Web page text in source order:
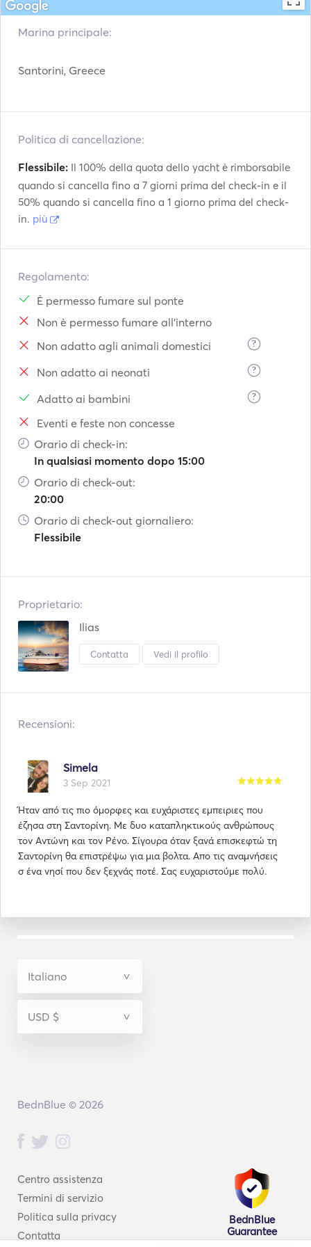
Marina principale:
Santorini, Greece
Politica di cancellazione:
Flessibile: Il 100% della quota dello yacht è rimborsabile
quando si cancella fino a 7 giorni prima del check-in e il
50% quando si cancella fino a 1 giorno prima del check-
in. più
Regolamento:
È permesso fumare sul ponte
Non è permesso fumare all'interno
Non adatto agli animali domestici
?
Non adatto ai neonati ?
Adatto ai bambini ?
Eventi e feste non concesse
Orario di check-in:
In qualsiasi momento dopo 15:00
Orario di check-out:
20:00
Orario di check-out giornaliero:
Flessibile
Proprietario:
Ilias
Contatta Vedi il profilo
Recensioni:
Simela
3 Sep 2021
Ήταν από τις πιο όμορφες και ευχάριστες εμπειριες που
έζησα στη Σαντορίνη. Με δυο καταπληκτικούς ανθρώπους
τον Αντώνη και τον Ρένο. Σίγουρα όταν ξανά επισκεφτώ τη
Σαντορίνη θα επιστρέψω για μια βολτα. Απο τις αναμνήσεις
σ ένα νησί που δεν ξεχνάς ποτέ. Σας ευχαριστούμε πολύ.
Centro assistenza
Termini di servizio
Politica sulla privacy
Contatta
BednBlue
Guarantee
BednBlue © 2026